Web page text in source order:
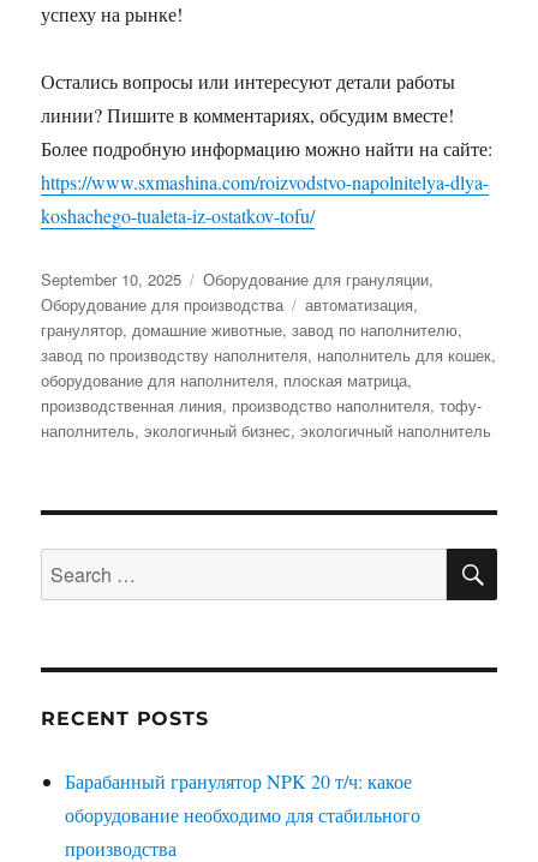
успеху на рынке!
Остались вопросы или интересуют детали работы
линии? Пишите в комментариях, обсудим вместе!
Более подробную информацию можно найти на сайте:
https://www.sxmashina.com/roizvodstvo-napolnitelya-dlya-
koshachego-tualeta-iz-ostatkov-tofu/
Posted
on
September 10, 2025 Categories
Оборудование для грануляции,
Оборудование для производства
Tags
автоматизация,
гранулятор,домашние животные,завод по наполнителю,
завод по производству наполнителя, наполнитель для кошек,
оборудование для наполнителя, плоская матрица,
производственная линия, производство наполнителя,тофу-
наполнитель,экологичный бизнес,экологичный наполнитель
Search
for:
RECENT POSTS
Барабанный гранулятор NPK 20 т/ч: какое
оборудование необходимо для стабильного
производства